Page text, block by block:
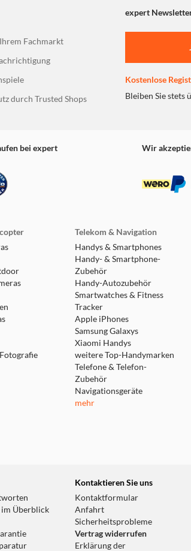
expert
Fachmarkt
durch Trusted Shops
Kostenlose
Bleiben Sie stets
bei expert Wir
Telekom & Navigation
Handys & Smartphones
Handy- & Smartphone-
Zubehör
Handy-Autozubehör
Smartwatches & Fitness
Tracker
Apple iPhones
Samsung Galaxys
Xiaomi Handys
weitere Top-Handymarken
Telefone & Telefon-
Zubehör
Navigationsgeräte
mehr
im Überblick
Kontaktieren Sie uns
Kontaktformular
Anfahrt
Sicherheitsprobleme
Vertrag widerrufen
Erklärung der